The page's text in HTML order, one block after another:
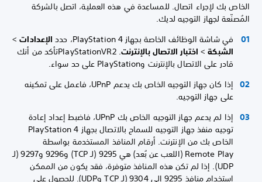
الخاص بك لإجراء اتصال. للمساعدة في هذه العملية، اتصل بالشركة
المُصنّعة لجهاز التوجيه لديك.
في شاشة الوظائف الخاصة بجهاز PlayStation 4، حدد
الإعدادات>
الشبكة> اختبار الاتصال بالإنترنت
. ‏PlayStationVR2‏تأكد من أنك
قادر على الاتصال بالإنترنت وPlayStation على حد سواء.
إذا كان جهاز التوجيه الخاص بك يدعم UPnP، فاعمل على تمكينه
على جهاز التوجيه.
إذا لم يدعم جهاز التوجيه الخاص بك UPnP، فاضبط إعداد إعادة
توجيه منفذ جهاز التوجيه للسماح بالاتصال بجهاز PlayStation 4
الخاص بك من الإنترنت. أرقام المنافذ المستخدمة بواسطة
Remote Play (اللعب عن بُعد) هي 9295 (لـ TCP) و9296 و9297 (لـ
UDP). إذا لم تكن هذه المنافذ متوفرة، فقد يكون من الممكن
استخدام منافذ 9295 إلى 9304 (لـ TCP وUDP). للحصول على